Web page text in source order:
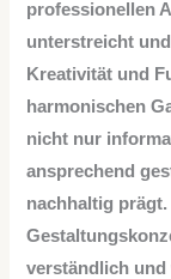
professionellen
unterstreicht
Kreativität und
harmonischen
nicht nur
ansprechend
nachhaltig
verständlich